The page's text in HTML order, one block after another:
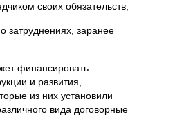
своих обязательств,
затруднениях, заранее
финансировать
и развития,
из них установили
вида договорные